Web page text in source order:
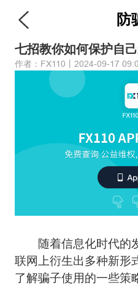
防
七招教你如何保护自
作者：FX110丨2024-09-17
随着信息化时代的
联网上衍生出多种新形
了解骗子使用的一些策